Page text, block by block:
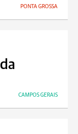
PONTA GROSSA
CAMPOS GERAIS